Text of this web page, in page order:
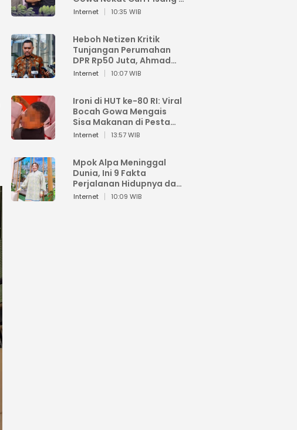
Tandan Milik Tetangga,
Internet 10:35 WIB
Heboh Netizen Kritik
Tunjangan Perumahan
DPR Rp50 Juta, Ahmad
Sahroni: Enggak Senang
Internet 10:07 WIB
Ironi di HUT ke-80 RI: Viral
Bocah Gowa Mengais
Sisa Makanan di Pesta
Kemerdekaan
Internet 13:57 WIB
Mpok Alpa Meninggal
Dunia, Ini 9 Fakta
Perjalanan Hidupnya dari
Viral hingga Puncak
Internet 10:09 WIB